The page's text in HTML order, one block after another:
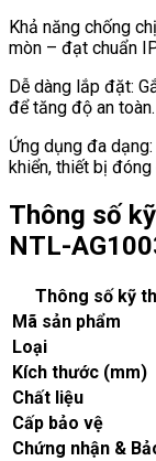
Khả năng chống
mòn – đạt chuẩn
Dễ dàng lắp đặt:
để tăng độ an toàn.
Ứng dụng đa
khiển, thiết bị
Thông số
NTL-
Thông số kỹ
Mã sản phẩm
Loại
Kích thước (mm)
Chất liệu
Cấp bảo vệ
Chứng nhận &